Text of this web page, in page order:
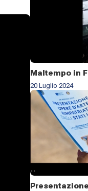
Maltempo in
20 Luglio 2024